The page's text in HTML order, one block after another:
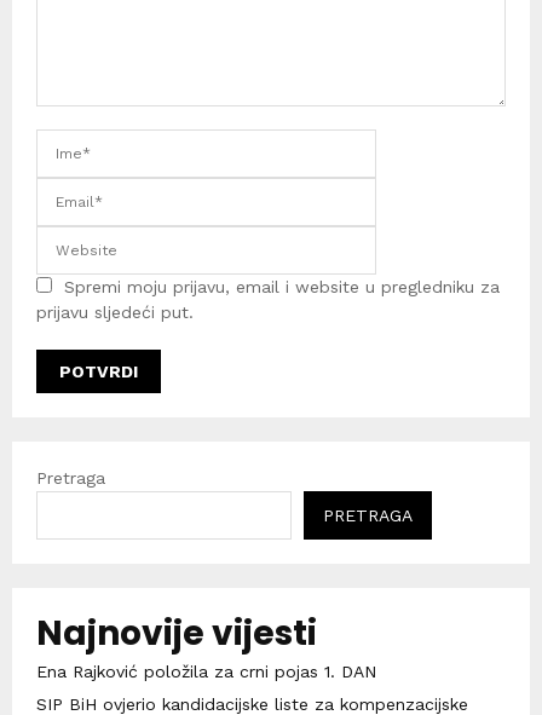
Spremi moju prijavu, email i website u pregledniku za
prijavu sljedeći put.
Pretraga
PRETRAGA
Najnovije vijesti
Ena Rajković položila za crni pojas 1. DAN
SIP BiH ovjerio kandidacijske liste za kompenzacijske